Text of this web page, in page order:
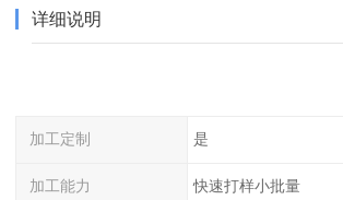
详细说明
加工定制 是
加工能力 快速打样小批量